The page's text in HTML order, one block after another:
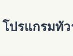
โปรแกรมทัว